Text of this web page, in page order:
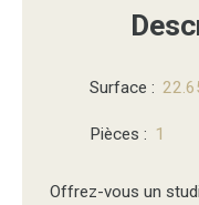
Surface :
Pièces : 1
Offrez-vous un